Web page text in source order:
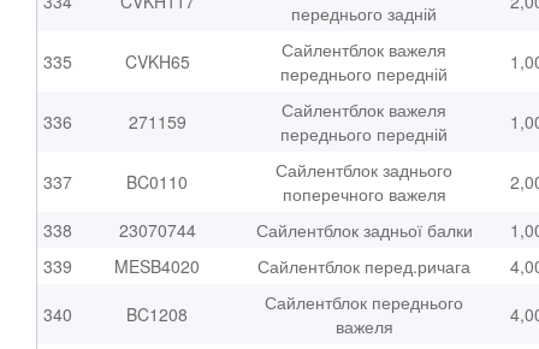
переднього задній
335 CVKH65
Сайлентблок важеля
переднього передній
336 271159
Сайлентблок важеля
переднього передній
337 BC0110
Сайлентблок заднього
поперечного важеля
338
23070744 Сайлентблок задньої балки
339
MESB4020 Сайлентблок перед.ричага
340
BC1208
Сайлентблок переднього
важеля